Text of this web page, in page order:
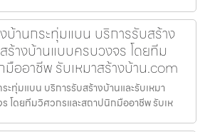
านกระทุ่มแบน บริการรับสร้าง
ร้างบ้านแบบครบวงจร โดยทีม
ออาชีพ รับเหมาสร้างบ้าน.com
ทุ่มแบน บริการรับสร้างบ้านและรับเหมา
โดยทีมวิศวกรและสถาปนิกมืออาชีพ รับเห